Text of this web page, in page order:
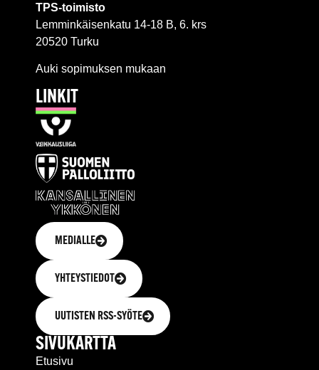
TPS-toimisto
Lemminkäisenkatu 14-18 B, 6. krs
20520 Turku
Auki sopimuksen mukaan
LINKIT
MEDIALLE
YHTEYSTIEDOT
UUTISTEN RSS-SYÖTE
SIVUKARTTA
Etusivu